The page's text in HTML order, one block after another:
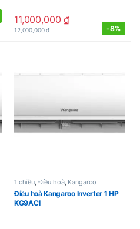
11,000,000₫
12,000,000₫ -8%
1 chiều, Điều hoà, Kangaroo
Điều hoà Kangaroo Inverter 1 HP
KG9ACI